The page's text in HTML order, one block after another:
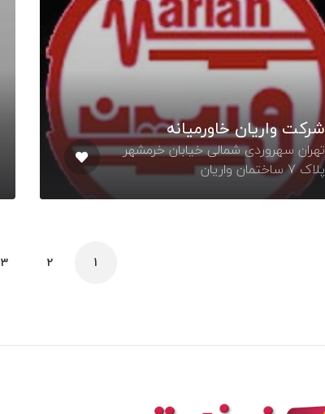
شرکت واریان خاورمیانه
تهران سهروردی شمالی خیابان خرمشهر
پلاک 7 ساختمان واریان
1
2
3